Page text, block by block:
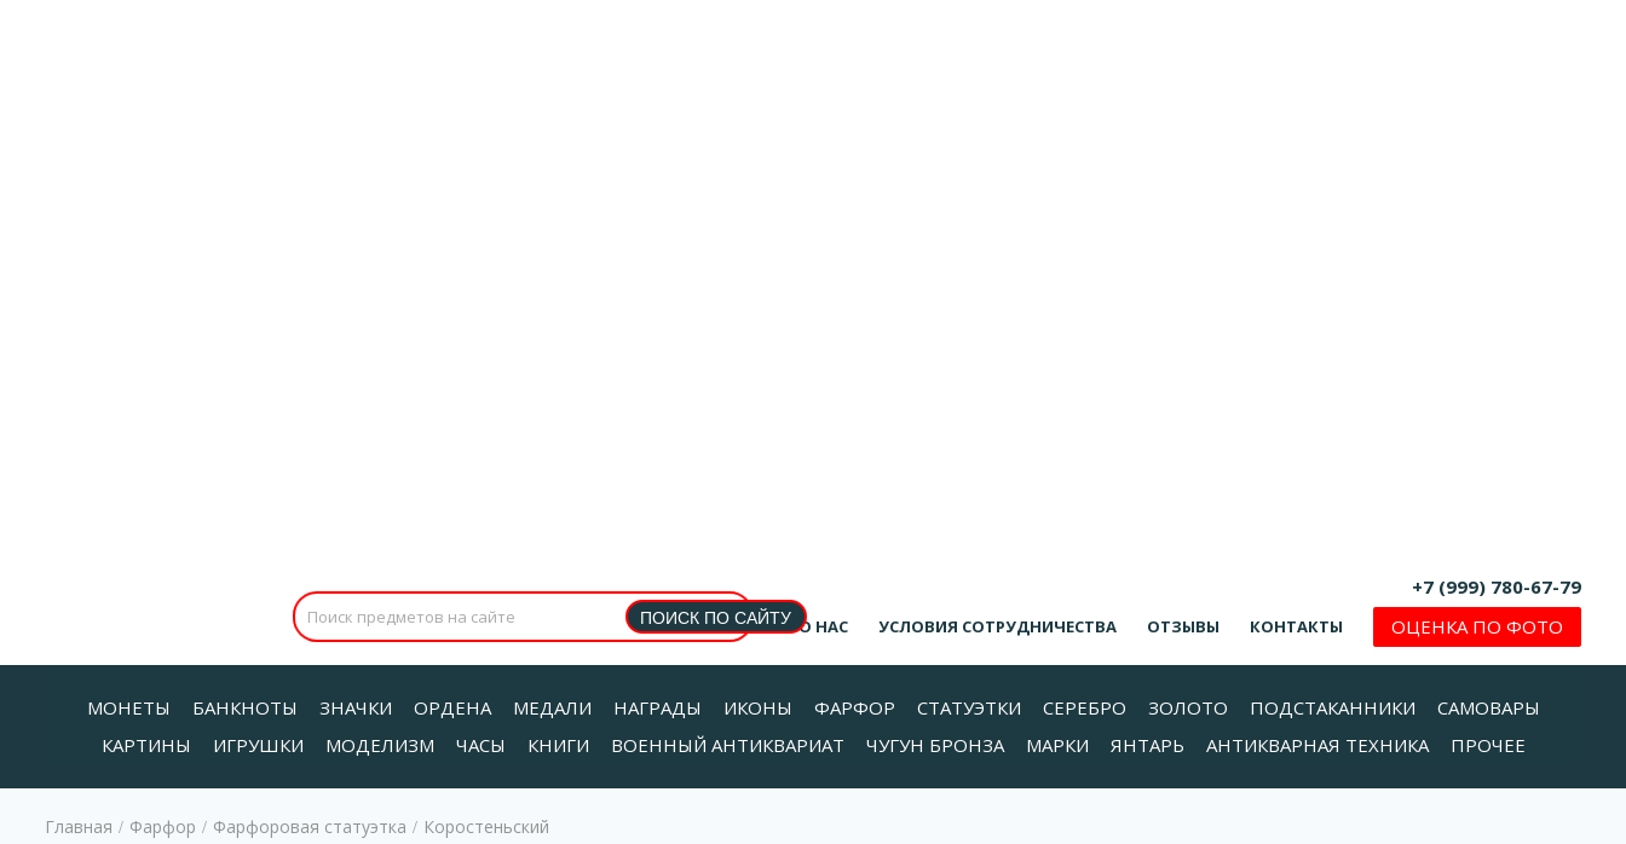
+7 (999) 780-67-79
О НАС УСЛОВИЯ СОТРУДНИЧЕСТВА ОТЗЫВЫ КОНТАКТЫ ОЦЕНКА ПО ФОТО
МОНЕТЫ БАНКНОТЫ ЗНАЧКИ ОРДЕНА МЕДАЛИ НАГРАДЫ ИКОНЫ ФАРФОР СТАТУЭТКИ СЕРЕБРО ЗОЛОТО ПОДСТАКАННИКИ
САМОВАРЫ
КАРТИНЫ
ИГРУШКИ МОДЕЛИЗМ ЧАСЫ КНИГИ ВОЕННЫЙ АНТИКВАРИАТ ЧУГУН БРОНЗА МАРКИ ЯНТАРЬ АНТИКВАРНАЯ ТЕХНИКА ПРОЧЕЕ
Главная / Фарфор / Фарфоровая статуэтка / Коростеньский